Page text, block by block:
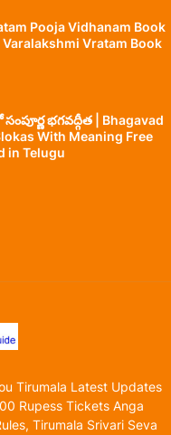
Pooja Vidhanam Book
Varalakshmi Vratam Book
భగవద్గీత | Bhagavad
With Meaning Free
in Telugu
Tirumala Latest Updates
Rupess Tickets Anga
Tirumala Srivari Seva